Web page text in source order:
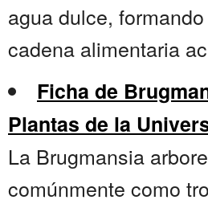
agua dulce,
cadena alimentaria
Ficha de
Plantas de la
La Brugmansia
comúnmente como